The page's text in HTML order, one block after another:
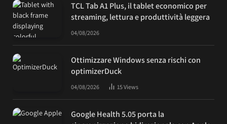
TCL Tab A1 Plus, il tablet economico per
streaming, lettura e produttività leggera
04/08/2026
Ottimizzare Windows senza rischi con
optimizerDuck
04/08/2026 15Views
Google Health 5.05 porta la